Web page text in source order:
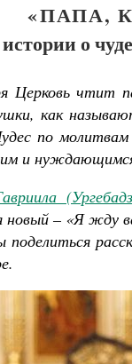
«ПАПА,
о
Церковь чтит
как
по
и
новый – «Я жду
поделиться